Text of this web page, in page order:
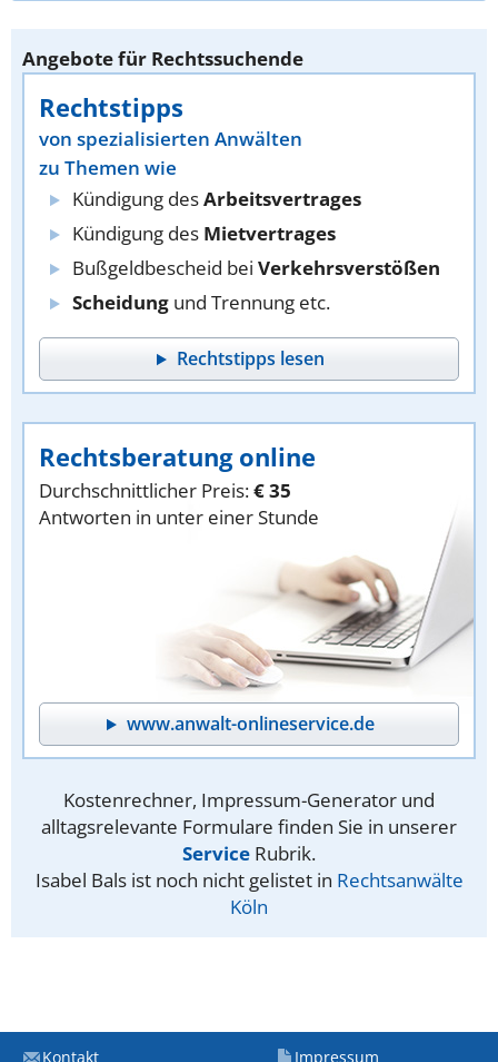
Angebote für Rechtssuchende
Rechtstipps
von spezialisierten Anwälten
zu Themen wie
Kündigung desArbeitsvertrages
Kündigung des Mietvertrages
Bußgeldbescheid bei Verkehrsverstößen
Scheidung und Trennung etc.
Rechtstipps lesen
Rechtsberatung online
Durchschnittlicher Preis:€ 35
Antworten in unter einer Stunde
www.anwalt-onlineservice.de
Kostenrechner, Impressum-Generator und
alltagsrelevante Formulare finden Sie in unserer
Service Rubrik.
Isabel Bals ist noch nicht gelistet in Rechtsanwälte
Köln
Kontakt Impressum